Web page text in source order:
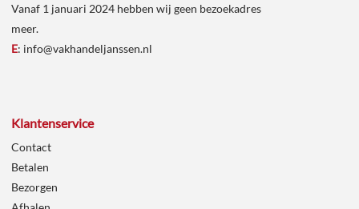
Vanaf 1 januari 2024 hebben wij geen bezoekadres
meer.
E: info@vakhandeljanssen.nl
Klantenservice
Contact
Betalen
Bezorgen